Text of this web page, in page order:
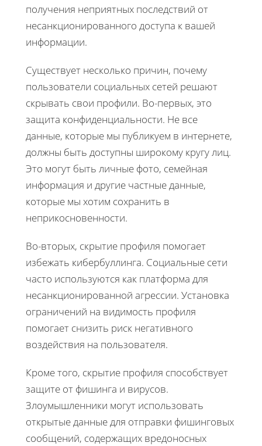
получения неприятных последствий от
несанкционированного доступа к вашей
информации.
Существует несколько причин, почему
пользователи социальных сетей решают
скрывать свои профили. Во-первых, это
защита конфиденциальности. Не все
данные, которые мы публикуем в интернете,
должны быть доступны широкому кругу лиц.
Это могут быть личные фото, семейная
информация и другие частные данные,
которые мы хотим сохранить в
неприкосновенности.
Во-вторых, скрытие профиля помогает
избежать кибербуллинга. Социальные сети
часто используются как платформа для
несанкционированной агрессии. Установка
ограничений на видимость профиля
помогает снизить риск негативного
воздействия на пользователя.
Кроме того, скрытие профиля способствует
защите от фишинга и вирусов.
Злоумышленники могут использовать
открытые данные для отправки фишинговых
сообщений, содержащих вредоносных